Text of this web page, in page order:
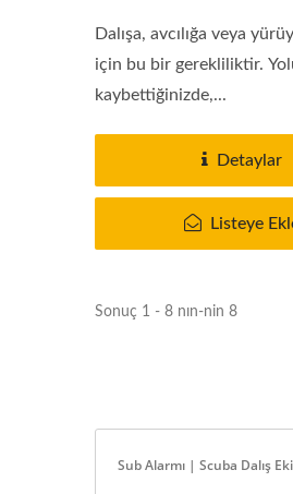
Dalışa, avcılığa veya
için bu bir gerekliliktir.
kaybettiğinizde,...
Detaylar
Listeye
Sonuç 1 - 8 nın-nin 8
Sub Alarmı | Scuba Dalış